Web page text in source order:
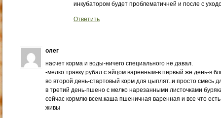
инкубатором будет проблематичней и после с
Ответить
олег
насчет корма и воды-ничего специального не давал.
-мелко травку рубал с яйцом варенным-в первый же день-в
во второй день-стартовый корм для цыплят..и просто смесь
в третий день-пшено с мелко нарезанными листочками
сейчас кормлю всем.каша пшеничная варенная и все что
живы